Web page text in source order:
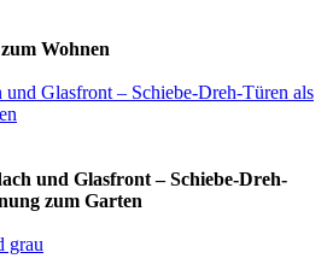
Wohnen
und Glasfront – Schiebe-Dreh-
zum Garten